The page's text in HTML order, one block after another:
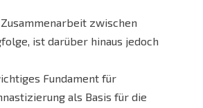
zwischen
ist darüber hinaus jedoch
Fundament für
als Basis für die